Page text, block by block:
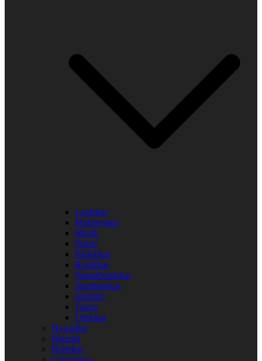
Laglekar
Midsommar
Musik
Namn
Påsklekar
Rastlekar
Samarbetslekar
Snabbalekar
Stafetter
Tagen
Utelekar
Nya lekar
Blandat
Bollekar